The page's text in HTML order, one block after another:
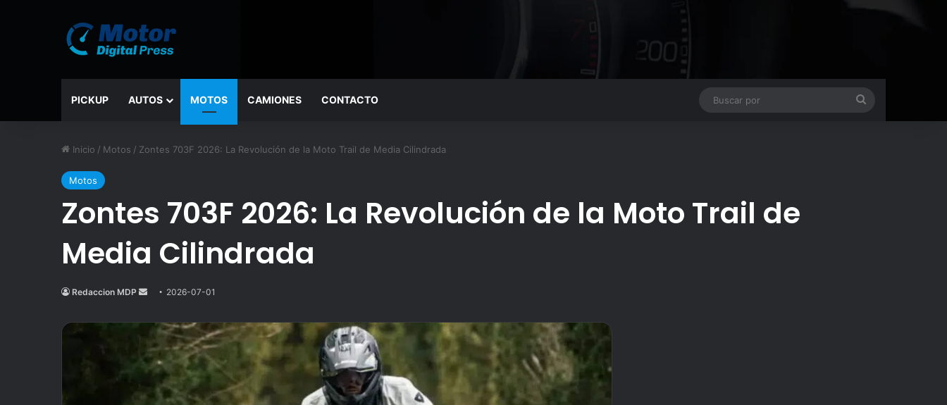
PICKUP AUTOS MOTOS CAMIONES CONTACTO
Inicio / Motos / Zontes 703F 2026: La Revolución de la Moto Trail de Media Cilindrada
Motos
Zontes 703F 2026: La Revolución de la Moto Trail de
Media Cilindrada
Redaccion MDP
Send
email
2026-07-01